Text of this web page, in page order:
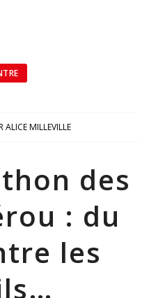
ALICE MILLEVILLE
des
: du
les